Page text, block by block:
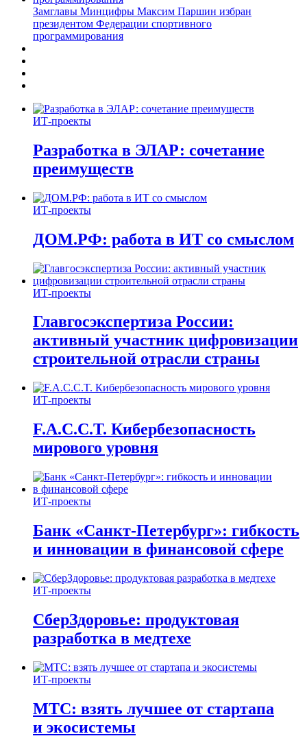
Замглавы Минцифры Максим Паршин избран
президентом Федерации спортивного
программирования
ИТ-проекты
Разработка в ЭЛАР: сочетание
преимуществ
ИТ-проекты
ДОМ.РФ: работа в ИТ со смыслом
ИТ-проекты
Главгосэкспертиза России:
активный участник цифровизации
строительной отрасли страны
ИТ-проекты
F.A.C.C.T. Кибербезопасность
мирового уровня
ИТ-проекты
Банк «Санкт-Петербург»: гибкость
и инновации в финансовой сфере
ИТ-проекты
СберЗдоровье: продуктовая
разработка в медтехе
ИТ-проекты
МТС: взять лучшее от стартапа
и экосистемы